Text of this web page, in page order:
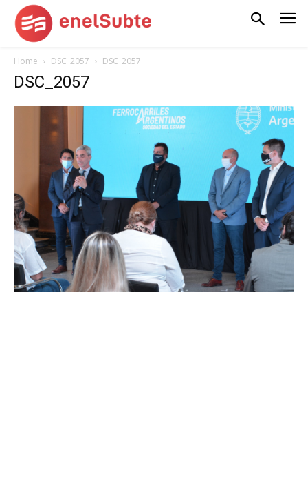
Home DSC_2057 DSC_2057
DSC_2057